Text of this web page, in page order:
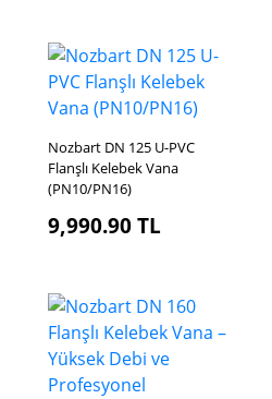
Nozbart DN 125 U-PVC
Flanşlı Kelebek Vana
(PN10/PN16)
9,990.90TL